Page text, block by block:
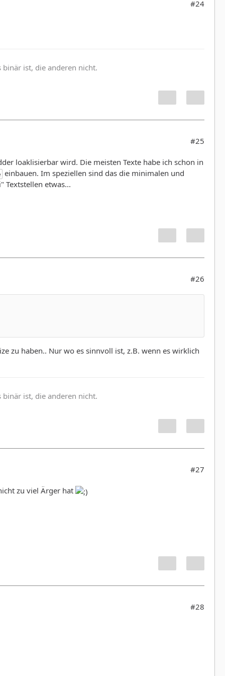
#24
ist, die anderen nicht.
#25
loaklisierbar wird. Die meisten Texte habe ich schon in
einbauen. Im speziellen sind das die minimalen und
Textstellen etwas...
#26
zu haben.. Nur wo es sinnvoll ist, z.B. wenn es wirklich
ist, die anderen nicht.
#27
zu viel Ärger hat
#28